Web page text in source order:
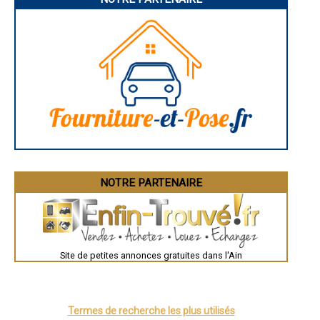
- Artisan électricien à Péron
- Artisan électricien à Foissiat
- Artisan électricien à Saint-Trivier-sur-Moignans
- Artisan électricien à Manziat
- Artisan électricien à Saint-Didier-de-Formans
- Artisan électricien à Crozet
- Artisan électricien à Grièges
- Artisan électricien à Château-Gaillard
- Artisan électricien à Saint-Laurent-sur-Saône
- Artisan électricien à Sergy
- Artisan électricien à Misérieux
- Artisan électricien à Saint-Martin-du-Mont
- Artisan électricien à Saint-Cyr-sur-Menthon
- Artisan électricien à Ambérieux-en-Dombes
- Artisan électricien à Collonges
- Artisan électricien à Saint-Jean-le-Vieux
- Artisan électricien à Ségny
- Artisan électricien à Neuville-les-Dames
NOTRE PARTENAIRE
Site de petites annonces gratuites dans l'Ain
Termes de recherche les plus utilisés